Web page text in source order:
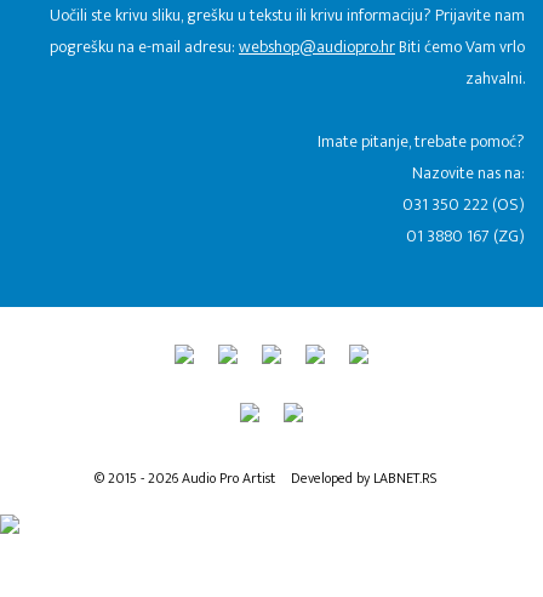
Uočili ste krivu sliku, grešku u tekstu ili krivu informaciju? Prijavite nam
pogrešku na e-mail adresu:webshop@audiopro.hrBiti ćemo Vam vrlo
zahvalni.
​Imate pitanje, trebate pomoć?
Nazovite nas na:
031 350 222 (OS)
01 3880 167 (ZG)
© 2015 - 2026 Audio Pro Artist Developed by LABNET.RS